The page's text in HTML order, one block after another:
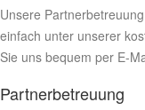
Unsere
einfach unter unserer
Sie uns bequem per E-
Partnerbetreuung